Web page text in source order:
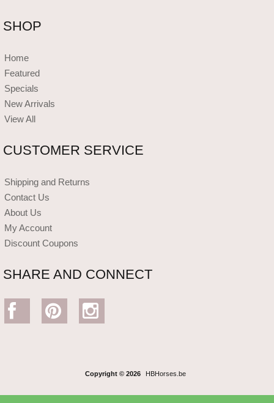
SHOP
Home
Featured
Specials
New Arrivals
View All
CUSTOMER SERVICE
Shipping and Returns
Contact Us
About Us
My Account
Discount Coupons
SHARE AND CONNECT
Copyright © 2026 HBHorses.be